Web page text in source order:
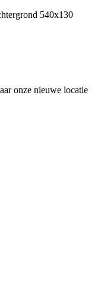
onze nieuwe locatie